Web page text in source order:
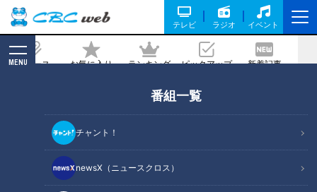
テレビ ラジオ イベント
ニュース お気に入り ランキング ピックアップ 新着記事
MENU
番組一覧
チャント！
newsX（ニュースクロス）
ヂラブ村上絶賛！ 岐阜県『中津商業高
校』スイーツ開発から販売でマーケティ
ングを学ぶ